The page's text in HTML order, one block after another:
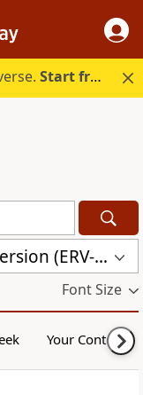
Start free.
Awadhi Bible: Easy-to-Read Version (ERV-AWA)
Font Size
Your Content